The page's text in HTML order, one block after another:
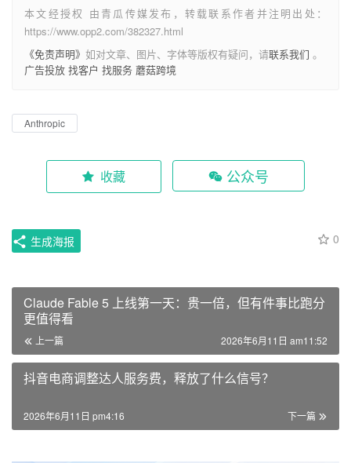
本文经授权 由青瓜传媒发布，转载联系作者并注明出处：
https://www.opp2.com/382327.html
《免责声明》 如对文章、图片、字体等版权有疑问，请联系我们 。
广告投放 找客户 找服务 蘑菇跨境
Anthropic
收藏 公众号
0
生成海报
Claude Fable 5 上线第一天：贵一倍，但有件事比跑分
更值得看
上一篇 2026年6月11日 am11:52
抖音电商调整达人服务费，释放了什么信号？
下一篇
2026年6月11日 pm4:16